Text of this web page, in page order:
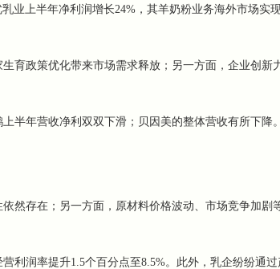
业上半年净利润增长24%，其羊奶粉业务海外市场实
政策优化带来市场需求释放；另一方面，企业创新
年营收净利双双下滑；贝因美的整体营收有所下降。
存在；另一方面，原材料价格波动、市场竞争加剧
润率提升1.5个百分点至8.5%。此外，乳企纷纷通过